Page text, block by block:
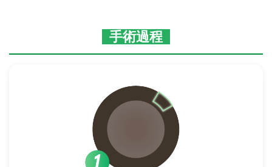
手術過程